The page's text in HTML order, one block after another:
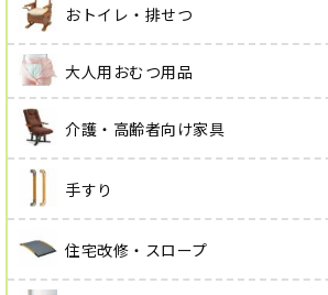
おトイレ・排せつ
大人用おむつ用品
介護・高齢者向け家具
手すり
住宅改修・スロープ